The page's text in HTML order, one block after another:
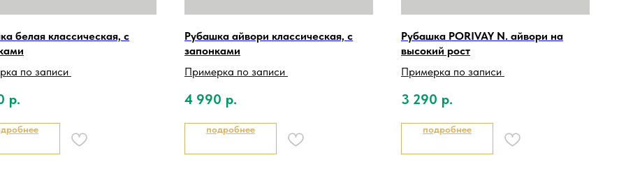
белая классическая, с
по записи
р.
Рубашка айвори классическая, с
запонками
Примерка по записи
4 990 р.
подробнее
Рубашка PORIVAY N. айвори на
высокий рост
Примерка по записи
3 290 р.
подробнее